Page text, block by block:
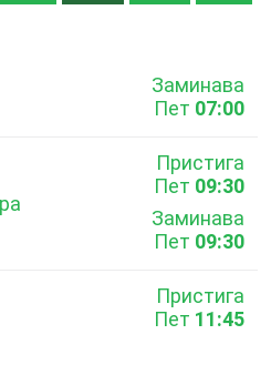
Заминава
Пет 07:00
Пристига
Пет 09:30
Заминава
Пет 09:30
Пристига
Пет 11:45